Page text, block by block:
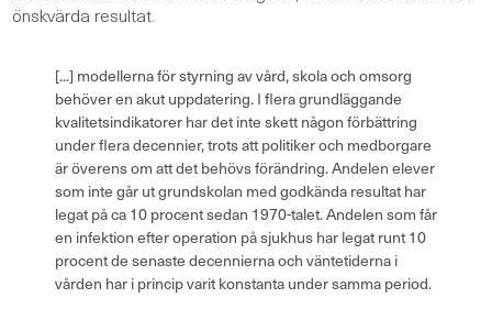
önskvärda resultat.
[...] modellerna för styrning av vård, skola och omsorg
behöver en akut uppdatering. I flera grundläggande
kvalitetsindikatorer har det inte skett någon förbättring
under flera decennier, trots att politiker och medborgare
är överens om att det behövs förändring. Andelen elever
som inte går ut grundskolan med godkända resultat har
legat på ca 10 procent sedan 1970-talet. Andelen som får
en infektion efter operation på sjukhus har legat runt 10
procent de senaste decennierna och väntetiderna i
vården har i princip varit konstanta under samma period.